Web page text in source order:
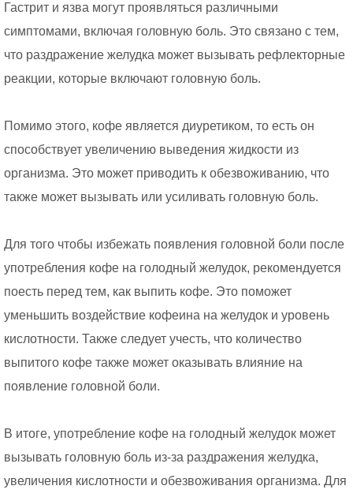
Гастрит и язва могут проявляться различными
симптомами, включая головную боль. Это связано с тем,
что раздражение желудка может вызывать рефлекторные
реакции, которые включают головную боль.
Помимо этого, кофе является диуретиком, то есть он
способствует увеличению выведения жидкости из
организма. Это может приводить к обезвоживанию, что
также может вызывать или усиливать головную боль.
Для того чтобы избежать появления головной боли после
употребления кофе на голодный желудок, рекомендуется
поесть перед тем, как выпить кофе. Это поможет
уменьшить воздействие кофеина на желудок и уровень
кислотности. Также следует учесть, что количество
выпитого кофе также может оказывать влияние на
появление головной боли.
В итоге, употребление кофе на голодный желудок может
вызывать головную боль из-за раздражения желудка,
увеличения кислотности и обезвоживания организма. Для